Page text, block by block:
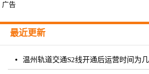
广告
最近更新
温州轨道交通S2线开通后运营时间为